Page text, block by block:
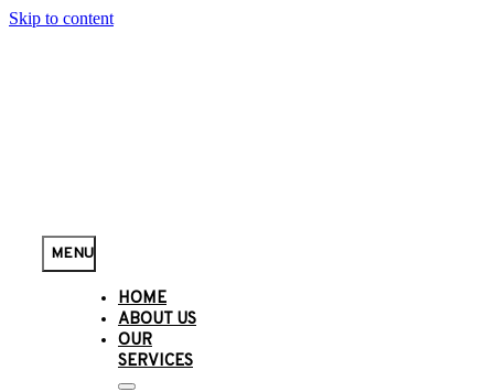
Skip to content
MENU
HOME
ABOUT US
OUR
SERVICES